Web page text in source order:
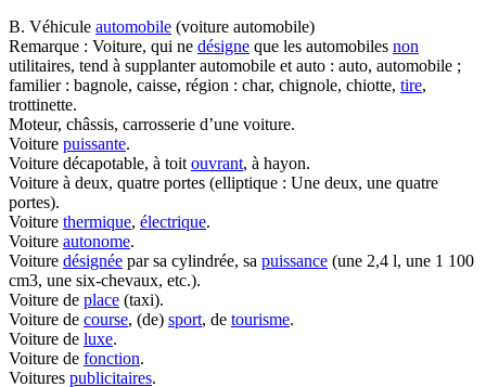
B. Véhicule automobile (voiture automobile)
Remarque : Voiture, qui ne désigne que les automobiles non
utilitaires, tend à supplanter automobile et auto : auto, automobile ;
familier : bagnole, caisse, région : char, chignole, chiotte, tire,
trottinette.
Moteur, châssis, carrosserie d’une voiture.
Voiture puissante.
Voiture décapotable, à toit ouvrant, à hayon.
Voiture à deux, quatre portes (elliptique : Une deux, une quatre
portes).
Voiture thermique, électrique.
Voiture autonome.
Voiture désignée par sa cylindrée, sa puissance (une 2,4 l, une 1 100
cm3, une six-chevaux, etc.).
Voiture de place (taxi).
Voiture de course, (de) sport, de tourisme.
Voiture de luxe.
Voiture de fonction.
Voitures publicitaires.